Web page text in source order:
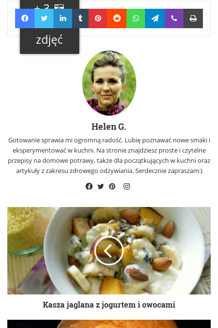
+ 3
Galeria
zdjęć
FacebookTwitterLinkedInTumblrPinterestRedditWhatsAppTelegramViber Print
Helen G.
Gotowanie sprawia mi ogromną radość. Lubię poznawać nowe smaki i
eksperymentować w kuchni. Na stronie znajdziesz proste i czytelne
przepisy na domowe potrawy, także dla początkujących w kuchni oraz
artykuły z zakresu zdrowego odżywiania. Serdecznie zapraszam:)
Instagram
Kasza jaglana z jogurtem i owocami